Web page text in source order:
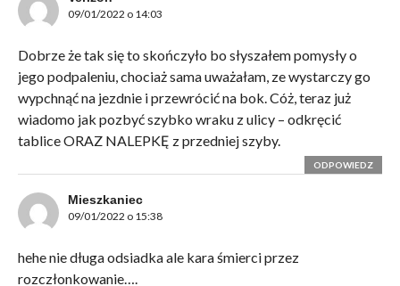
09/01/2022 o 14:03
Dobrze że tak się to skończyło bo słyszałem pomysły o
jego podpaleniu, chociaż sama uważałam, ze wystarczy go
wypchnąć na jezdnie i przewrócić na bok. Cóż, teraz już
wiadomo jak pozbyć szybko wraku z ulicy – odkręcić
tablice ORAZ NALEPKĘ z przedniej szyby.
ODPOWIEDZ
Mieszkaniec
09/01/2022 o 15:38
hehe nie długa odsiadka ale kara śmierci przez
rozczłonkowanie….